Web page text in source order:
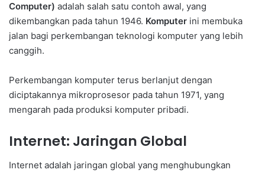
Computer) adalah salah satu contoh awal, yang
dikembangkan pada tahun 1946. Komputer ini membuka
jalan bagi perkembangan teknologi komputer yang lebih
canggih.
Perkembangan komputer terus berlanjut dengan
diciptakannya mikroprosesor pada tahun 1971, yang
mengarah pada produksi komputer pribadi.
Internet: Jaringan Global
Internet adalah jaringan global yang menghubungkan